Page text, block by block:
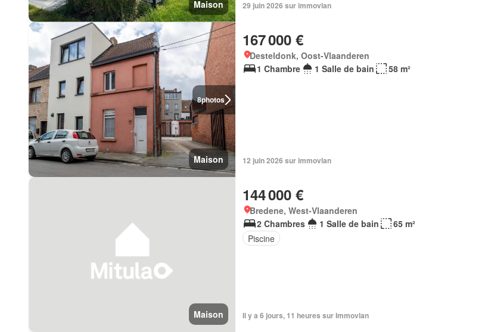
Maison 29 juin 2026 sur immovlan
8photos
Maison
167 000 €
Desteldonk, Oost-Vlaanderen
1 Chambre
1 Salle de bain 58 m²
12 juin 2026 sur immovlan
Maison
144 000 €
Bredene, West-Vlaanderen
2 Chambres
1 Salle de bain
65 m²
Piscine
Il y a 6 jours, 11 heures sur Immovlan